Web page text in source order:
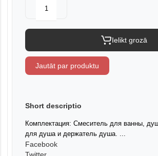
Ielikt grozā
Jautāt par produktu
Short descriptio
Комплектация: Смеситель для ванны,
для душа и держатель душа. ...
Facebook